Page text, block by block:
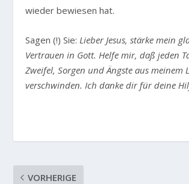
wieder bewiesen hat.
Sagen (!) Sie: Lieber Jesus, stärke mein
Vertrauen in Gott. Helfe mir, daß jeden
Zweifel, Sorgen und Ängste aus meinem
verschwinden. Ich danke dir für deine
VORHERIGE